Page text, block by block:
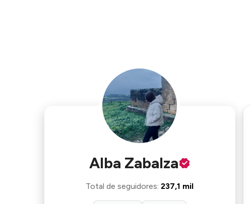
Alba Zabalza
Total de seguidores: 237,1 mil